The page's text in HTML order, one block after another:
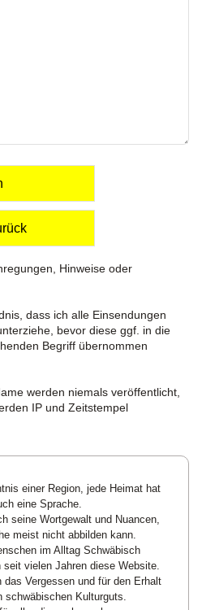
Hinweise oder
dass ich alle Einsendungen
bevor diese ggf. in die
Begriff übernommen
werden niemals veröffentlicht,
IP und Zeitstempel
einer Region, jede Heimat hat
eine Sprache.
seine Wortgewalt und Nuancen,
meist nicht abbilden kann.
im Alltag Schwäbisch
vielen Jahren diese Website.
Vergessen und für den Erhalt
schwäbischen Kulturguts.